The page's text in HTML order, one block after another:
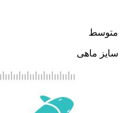
متوسط
سایز ماهی